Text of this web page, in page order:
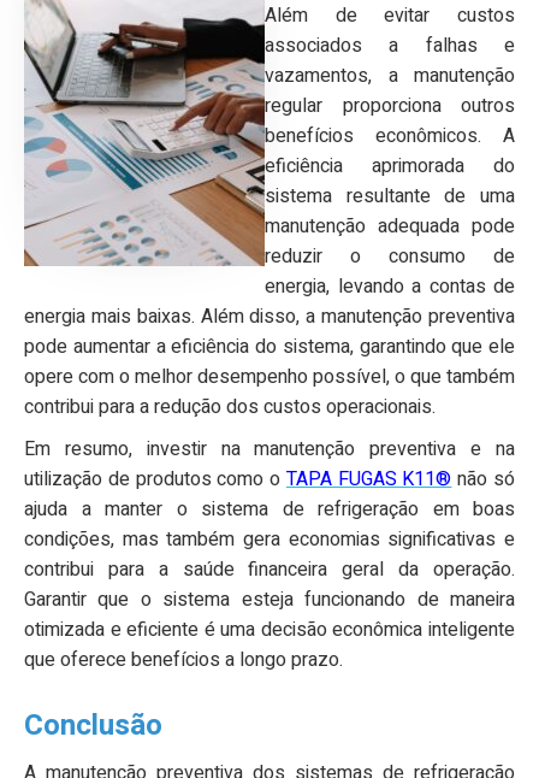
Além de evitar custos
associados a falhas e
vazamentos, a manutenção
regular proporciona outros
benefícios econômicos. A
eficiência aprimorada do
sistema resultante de uma
manutenção adequada pode
reduzir o consumo de
energia, levando a contas de
energia mais baixas. Além disso, a manutenção preventiva
pode aumentar a eficiência do sistema, garantindo que ele
opere com o melhor desempenho possível, o que também
contribui para a redução dos custos operacionais.
Em resumo, investir na manutenção preventiva e na
utilização de produtos como oTAPA FUGAS K11®não só
ajuda a manter o sistema de refrigeração em boas
condições, mas também gera economias significativas e
contribui para a saúde financeira geral da operação.
Garantir que o sistema esteja funcionando de maneira
otimizada e eficiente é uma decisão econômica inteligente
que oferece benefícios a longo prazo.
Conclusão